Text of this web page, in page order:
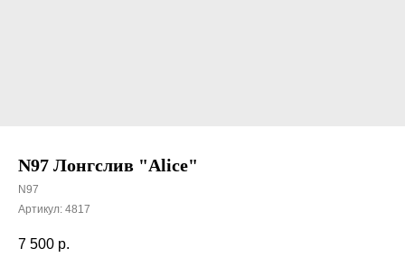
N97 Лонгслив "Alice"
N97
Артикул: 4817
7 500 р.